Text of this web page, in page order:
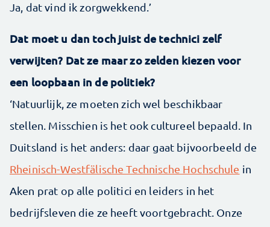
Ja, dat vind ik zorgwekkend.’
Dat moet u dan toch juist de technici zelf
verwijten? Dat ze maar zo zelden kiezen voor
een loopbaan in de politiek?
‘Natuurlijk, ze moeten zich wel beschikbaar
stellen. Misschien is het ook cultureel bepaald. In
Duitsland is het anders: daar gaat bijvoorbeeld de
Rheinisch-Westfälische Technische Hochschule in
Aken prat op alle politici en leiders in het
bedrijfsleven die ze heeft voortgebracht. Onze